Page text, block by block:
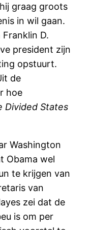
graag groots
in wil gaan.
D.
president zijn
opstuurt.
de
hoe
Divided States
Washington
Obama wel
te krijgen van
van
zei dat de
is om per